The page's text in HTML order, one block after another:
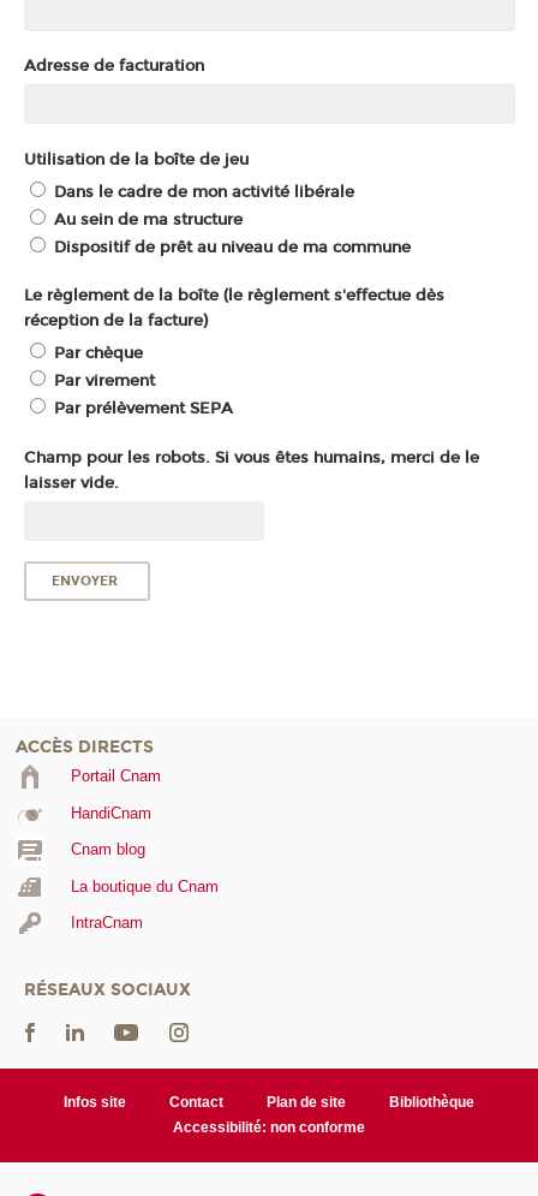
Adresse de facturation
Utilisation de la boîte de jeu
Dans le cadre de mon activité libérale
Au sein de ma structure
Dispositif de prêt au niveau de ma commune
Le règlement de la boîte (le règlement s'effectue dès
réception de la facture)
Par chèque
Par virement
Par prélèvement SEPA
Champ pour les robots. Si vous êtes humains, merci de le
laisser vide.
ACCÈS DIRECTS
Portail Cnam
HandiCnam
Cnam blog
La boutique du Cnam
IntraCnam
RÉSEAUX SOCIAUX
Infos site Contact Plan de site
Bibliothèque
Accessibilité: non conforme